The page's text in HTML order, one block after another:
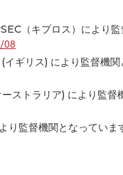
（キプロス） により監
08
イギリス) により監督機関
ストラリア) により監督
り監督機関となっていま